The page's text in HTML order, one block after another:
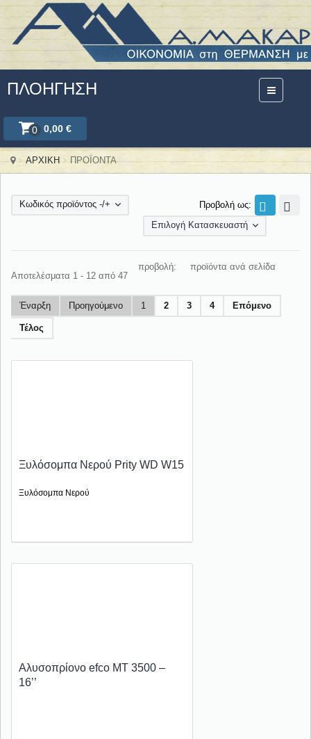
ΠΛΟΉΓΗΣΗ
0 0,00 €
ΑΡΧΙΚΗ ΠΡΟΪΟΝΤΑ
Προβολή ως:
Κωδικός προϊόντος -/+
Επιλογή Κατασκευαστή
Αποτελέσματα 1 - 12 από 47
προβολή: προϊόντα ανά σελίδα
Έναρξη Προηγούμενο 1 2 3 4 Επόμενο
Τέλος
Ξυλόσομπα Νερού Prity WD W15
Ξυλόσομπα Νερού
Αλυσοπρίονο efco MT 3500 –
16’’